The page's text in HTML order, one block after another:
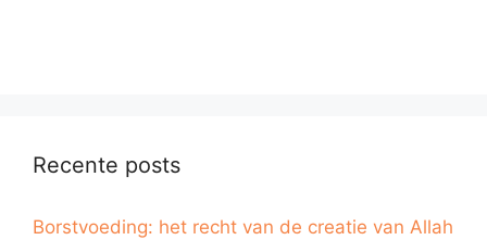
Recente posts
Borstvoeding: het recht van de creatie van Allah